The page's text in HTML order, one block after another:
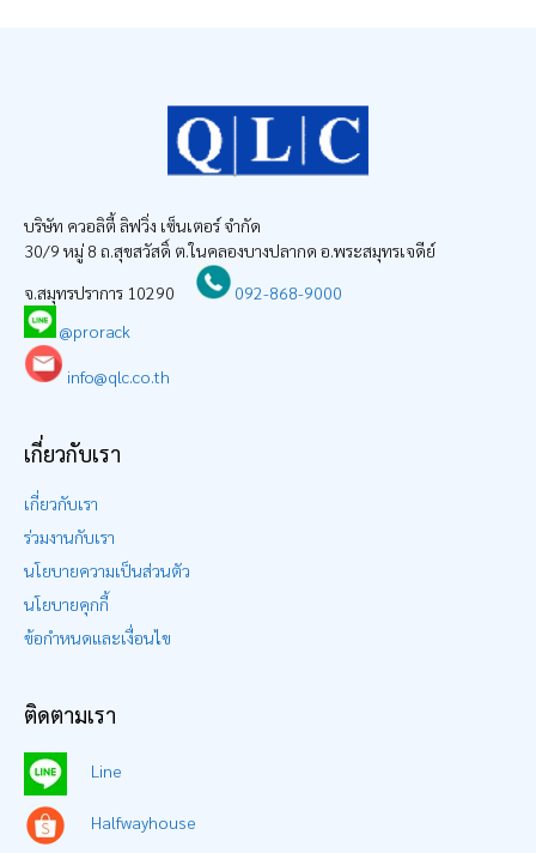
บริษัท ควอลิตี้ ลิฟวิ่ง เซ็นเตอร์ จำกัด
30/9 หมู่ 8 ถ.สุขสวัสดิ์ ต.ในคลองบางปลากด อ.พระสมุทรเจดีย์
จ.สมุทรปราการ 10290
092-868-9000
@prorack
info@qlc.co.th
เกี่ยวกับเรา
เกี่ยวกับเรา
ร่วมงานกับเรา
นโยบายความเป็นส่วนตัว
นโยบายคุกกี้
ข้อกำหนดและเงื่อนไข
ติดตามเรา
Line
Halfwayhouse